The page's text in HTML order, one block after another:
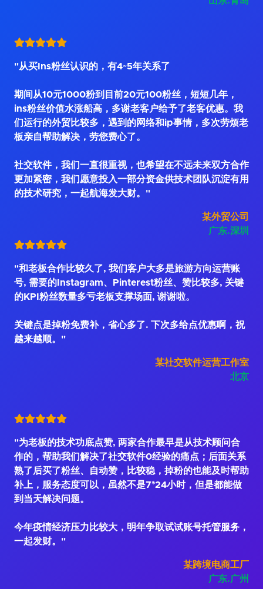
"从买Ins粉丝认识的，有4~5年关系了
期间从10元1000粉到目前20元100粉丝，短短几年，
ins粉丝价值水涨船高，多谢老客户给予了老客优惠。我
们运行的外贸比较多，遇到的网络和ip事情，多次劳烦老
板亲自帮助解决，劳您费心了。
社交软件，我们一直很重视，也希望在不远未来双方合作
更加紧密，我们愿意投入一部分资金供技术团队沉淀有用
的技术研究，一起航海发大财。"
某外贸公司
广东.深圳
"和老板合作比较久了, 我们客户大多是旅游方向运营账
号, 需要的Instagram、Pinterest粉丝、赞比较多, 关键
的KPI粉丝数量多亏老板支撑场面, 谢谢啦。
关键点是掉粉免费补，省心多了. 下次多给点优惠啊，祝
越来越顺。"
某社交软件运营工作室
北京
"为老板的技术功底点赞, 两家合作最早是从技术顾问合
作的，帮助我们解决了社交软件0经验的痛点；后面关系
熟了后买了粉丝、自动赞，比较稳，掉粉的也能及时帮助
补上，服务态度可以，虽然不是7*24小时，但是都能做
到当天解决问题。
今年疫情经济压力比较大，明年争取试试账号托管服务，
一起发财。"
某跨境电商工厂
广东.广州